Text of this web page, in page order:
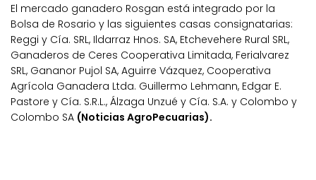
El mercado ganadero Rosgan está integrado por la
Bolsa de Rosario y las siguientes casas consignatarias:
Reggi y Cía. SRL, Ildarraz Hnos. SA, Etchevehere Rural SRL,
Ganaderos de Ceres Cooperativa Limitada, Ferialvarez
SRL, Gananor Pujol SA, Aguirre Vázquez, Cooperativa
Agrícola Ganadera Ltda. Guillermo Lehmann, Edgar E.
Pastore y Cía. S.R.L., Álzaga Unzué y Cía. S.A. y Colombo y
Colombo SA (Noticias AgroPecuarias).